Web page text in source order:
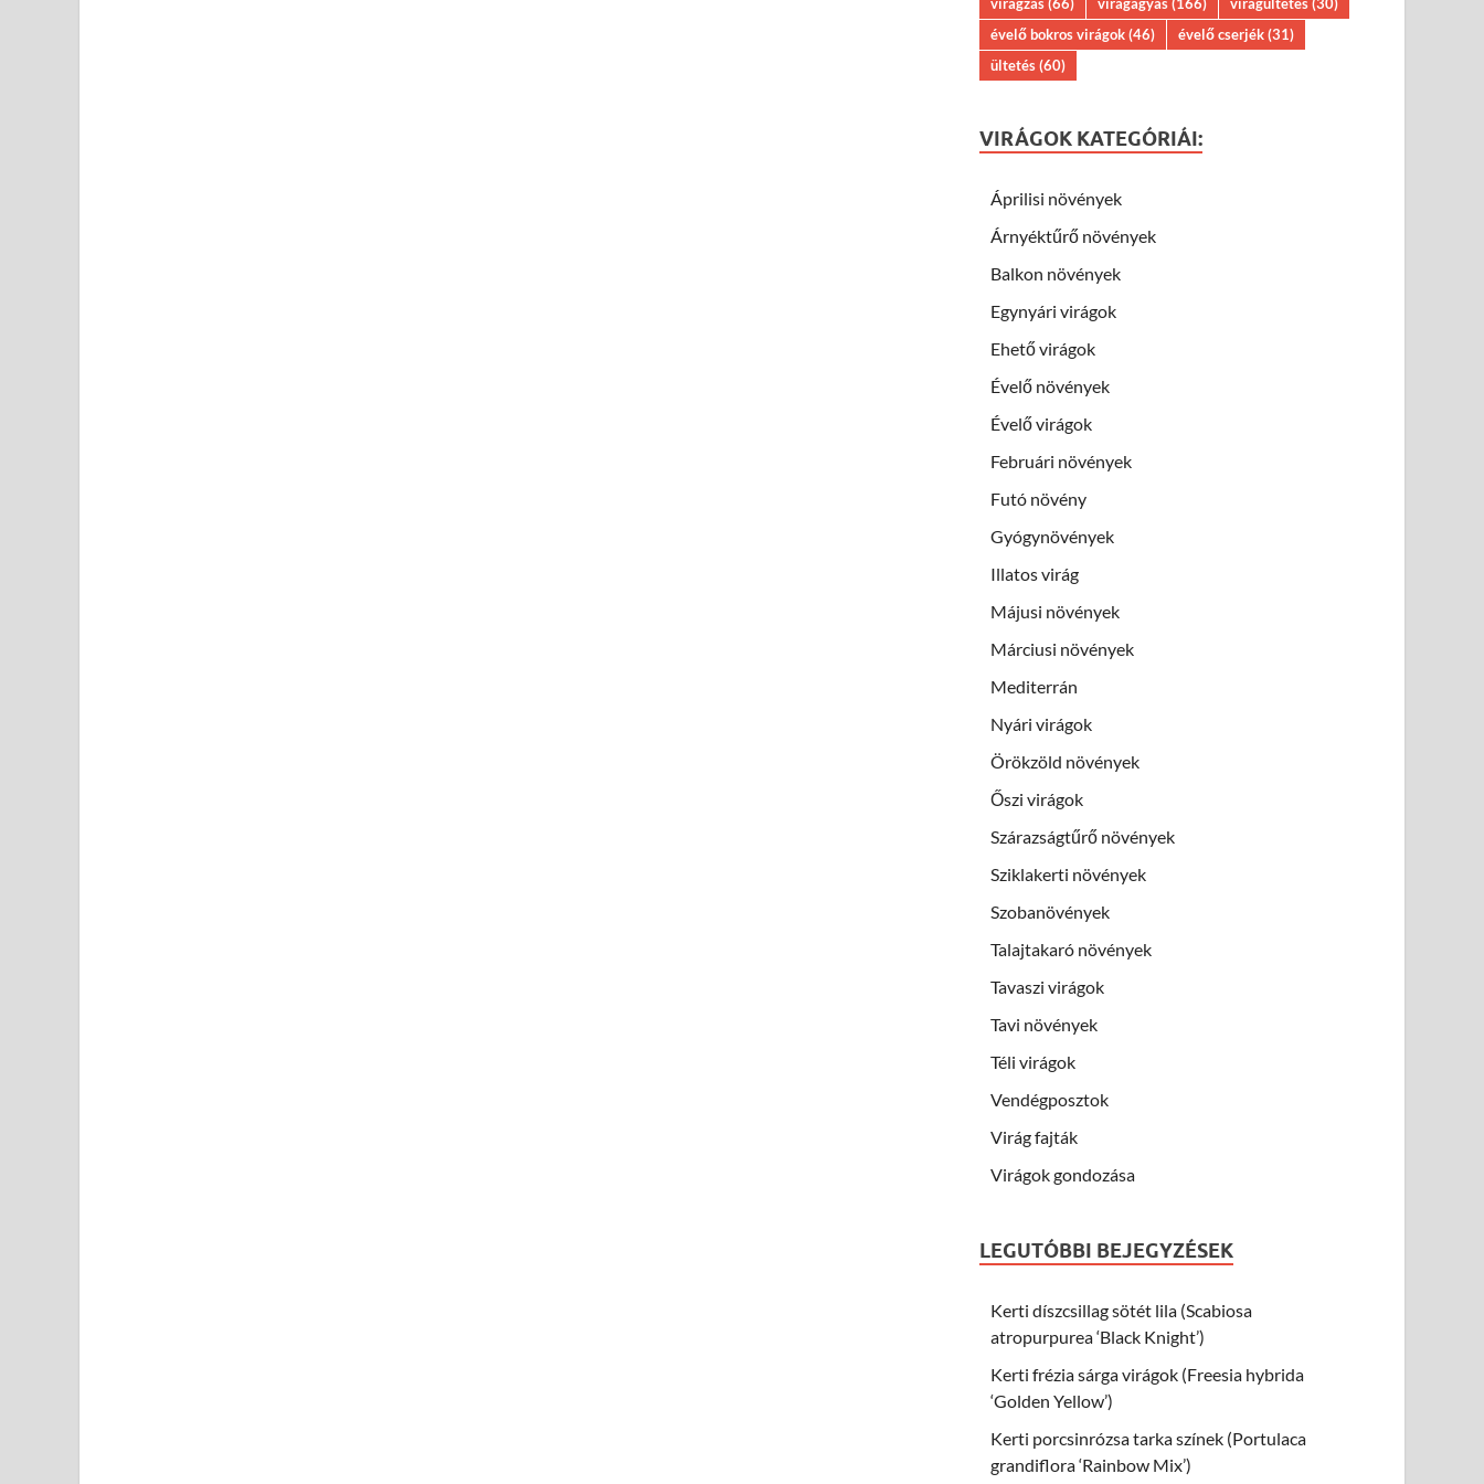
évelő bokros virágok(46) évelő cserjék(31)
ültetés(60)
VIRÁGOK KATEGÓRIÁI:
Áprilisi növények
Árnyéktűrő növények
Balkon növények
Egynyári virágok
Ehető virágok
Évelő növények
Évelő virágok
Februári növények
Futó növény
Gyógynövények
Illatos virág
Májusi növények
Márciusi növények
Mediterrán
Nyári virágok
Örökzöld növények
Őszi virágok
Szárazságtűrő növények
Sziklakerti növények
Szobanövények
Talajtakaró növények
Tavaszi virágok
Tavi növények
Téli virágok
Vendégposztok
Virág fajták
Virágok gondozása
LEGUTÓBBI BEJEGYZÉSEK
Kerti díszcsillag sötét lila (Scabiosa
atropurpurea ‘Black Knight’)
Kerti frézia sárga virágok (Freesia hybrida
‘Golden Yellow’)
Kerti porcsinrózsa tarka színek (Portulaca
grandiflora ‘Rainbow Mix’)